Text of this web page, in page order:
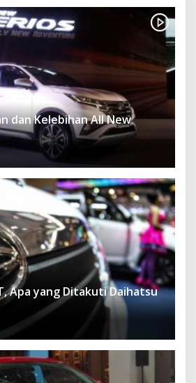
dan Kelebihan All New
Apa yang Ditakuti Daihatsu